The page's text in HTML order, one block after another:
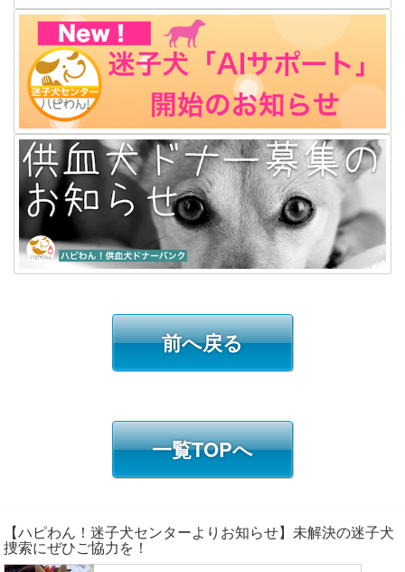
前へ戻る
一覧TOPへ
【ハピわん！迷子犬センターよりお知らせ】未解決の迷子犬
捜索にぜひご協力を！